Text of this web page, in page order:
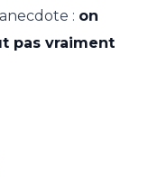
: on
pas vraiment